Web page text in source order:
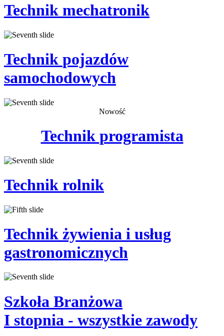
Technik mechatronik
Technik pojazdów
samochodowych
Nowość
Technik programista
Technik rolnik
Technik żywienia i usług
gastronomicznych
Szkoła Branżowa
I stopnia - wszystkie zawody